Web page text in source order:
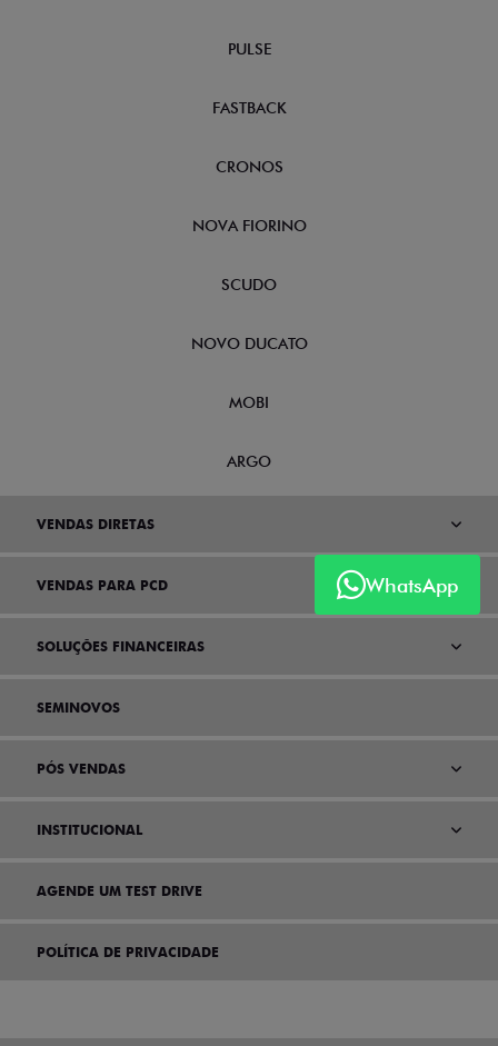
WhatsApp
PULSE
FASTBACK
CRONOS
NOVA FIORINO
SCUDO
NOVO DUCATO
MOBI
ARGO
VENDAS DIRETAS
VENDAS PARA PCD
SOLUÇÕES FINANCEIRAS
SEMINOVOS
PÓS VENDAS
INSTITUCIONAL
AGENDE UM TEST DRIVE
POLÍTICA DE PRIVACIDADE